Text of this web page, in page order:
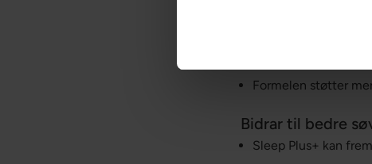
Støtte for
Formelen støtter
Bidrar til bedre
Sleep Plus+ kan